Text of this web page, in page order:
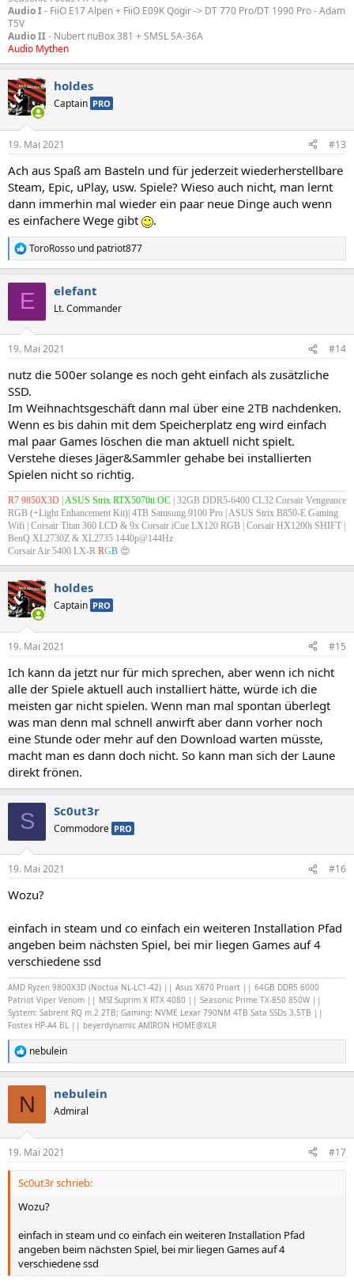
Audio I- FiiO E17 Alpen + FiiO E09K Qogir -> DT 770 Pro/DT 1990 Pro - Adam
T5V
Audio II- Nubert nuBox 381 + SMSL SA-36A
Audio Mythen
holdes
Captain PRO
19. Mai 2021 #13
Ach aus Spaß am Basteln und für jederzeit wiederherstellbare
Steam, Epic, uPlay, usw. Spiele? Wieso auch nicht, man lernt
dann immerhin mal wieder ein paar neue Dinge auch wenn
es einfachere Wege gibt
.
R
e
e
:
ToroRosso und patriot877
E elefant
Lt. Commander
19. Mai 2021 #14
nutz die 500er solange es noch geht einfach als zusätzliche
SSD.
Im Weihnachtsgeschäft dann mal über eine 2TB nachdenken.
Wenn es bis dahin mit dem Speicherplatz eng wird einfach
mal paar Games löschen die man aktuell nicht spielt.
Verstehe dieses Jäger&Sammler gehabe bei installierten
Spielen nicht so richtig.
R7 9850X3D ASUS Strix RTX5070ti OC | 32GB DDR5-6400 CL32 Corsair Vengeance
RGB (+Light Enhancement Kit)| 4TB Samsung 9100 Pro | ASUS Strix B850-E Gaming
Wifi | Corsair Titan 360 LCD & 9x Corsair iCue LX120 RGB | Corsair HX1200i SHIFT |
BenQ XL2730Z & XL2735 1440p@144Hz
Corsair Air 5400 LX-R RGB 😍
holdes
Captain PRO
19. Mai 2021 #15
Ich kann da jetzt nur für mich sprechen, aber wenn ich nicht
alle der Spiele aktuell auch installiert hätte, würde ich die
meisten gar nicht spielen. Wenn man mal spontan überlegt
was man denn mal schnell anwirft aber dann vorher noch
eine Stunde oder mehr auf den Download warten müsste,
macht man es dann doch nicht. So kann man sich der Laune
direkt frönen.
S Sc0ut3r
Commodore PRO
19. Mai 2021 #16
Wozu?
einfach in steam und co einfach ein weiteren Installation Pfad
angeben beim nächsten Spiel, bei mir liegen Games auf 4
verschiedene ssd
AMD Ryzen 9800X3D (Noctua NL-LC1-42) || Asus X870 Proart || 64GB DDR5 6000
Patriot Viper Venom || MSI Suprim X RTX 4080 || Seasonic Prime TX-850 850W ||
System: Sabrent RQ m.2 2TB; Gaming: NVME Lexar 790NM 4TB Sata SSDs 3,5TB ||
Fostex HP-A4 BL || beyerdynamic AMIRON HOME@XLR
R
e
e
n
nebulein
N nebulein
Admiral
19. Mai 2021 #17
Sc0ut3r schrieb:
Wozu?
einfach in steam und co einfach ein weiteren Installation Pfad
angeben beim nächsten Spiel, bei mir liegen Games auf 4
verschiedene ssd